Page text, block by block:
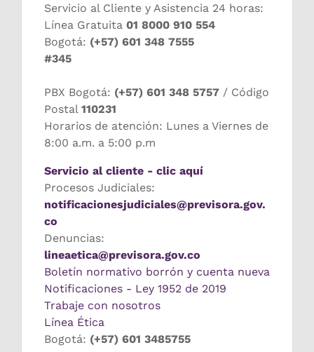
Servicio al Cliente y Asistencia 24 horas:
Línea Gratuita 01 8000 910 554
Bogotá: (+57) 601 348 7555
#345
PBX Bogotá: (+57) 601 348 5757 / Código
Postal 110231
Horarios de atención: Lunes a Viernes de
8:00 a.m. a 5:00 p.m
Servicio al cliente - clic aquí
Procesos Judiciales:
notificacionesjudiciales@previsora.gov.
co
Denuncias:
lineaetica@previsora.gov.co
Boletín normativo borrón y cuenta nueva
Notificaciones - Ley 1952 de 2019
Trabaje con nosotros
Línea Ética
Bogotá: (+57) 601 3485755